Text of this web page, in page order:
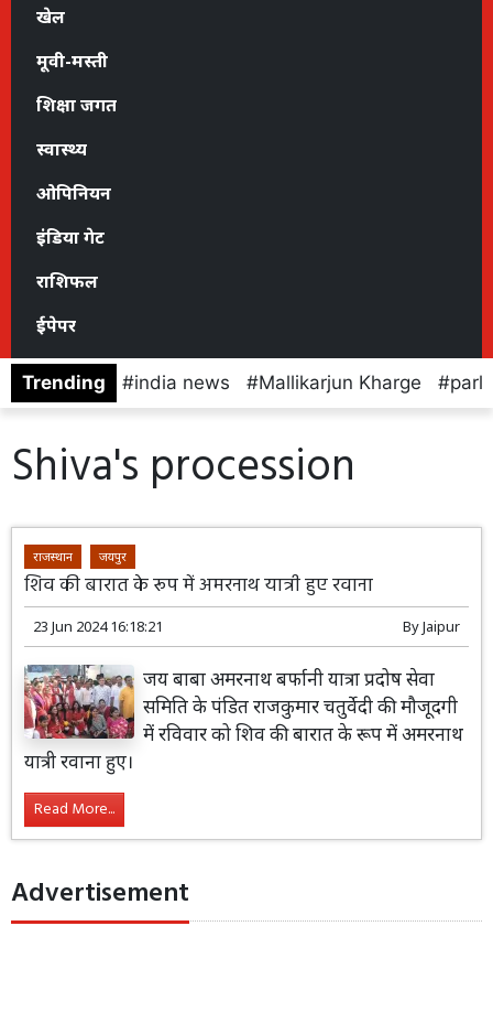
खेल
मूवी-मस्ती
शिक्षा जगत
स्वास्थ्य
ओपिनियन
इंडिया गेट
राशिफल
ईपेपर
Trending india news Mallikarjun Kharge
Shiva's procession
राजस्थान जयपुर
शिव की बारात के रूप में अमरनाथ यात्री हुए रवाना
23 Jun 2024 16:18:21 ByJaipur
जय बाबा अमरनाथ बर्फानी यात्रा प्रदोष सेवा
समिति के पंडित राजकुमार चतुर्वेदी की मौजूदगी
में रविवार को शिव की बारात के रूप में अमरनाथ
यात्री रवाना हुए।
Read More...
Advertisement